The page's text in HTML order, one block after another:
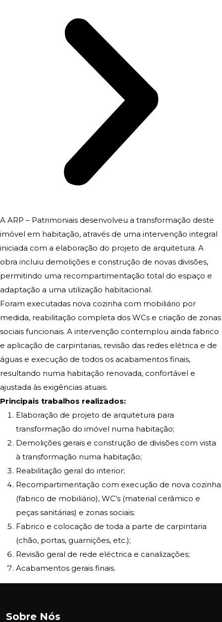
A ARP – Patrimoniais desenvolveu a transformação deste
imóvel em habitação, através de uma intervenção integral
iniciada com a elaboração do projeto de arquitetura. A
obra incluiu demolições e construção de novas divisões,
permitindo uma recompartimentação total do espaço e
adaptação a uma utilização habitacional.
Foram executadas nova cozinha com mobiliário por
medida, reabilitação completa dos WCs e criação de zonas
sociais funcionais. A intervenção contemplou ainda fabrico
e aplicação de carpintarias, revisão das redes elétrica e de
águas e execução de todos os acabamentos finais,
resultando numa habitação renovada, confortável e
ajustada às exigências atuais.
Principais trabalhos realizados:
Elaboração de projeto de arquitetura para
transformação do imóvel numa habitação;
Demolições gerais e construção de divisões com vista
à transformação numa habitação;
Reabilitação geral do interior;
Recompartimentação com execução de nova cozinha
(fabrico de mobiliário), WC’s (material cerâmico e
peças sanitárias) e zonas sociais;
Fabrico e colocação de toda a parte de carpintaria
(chão, portas, guarnições, etc.);
Revisão geral de rede eléctrica e canalizações;
Acabamentos gerais finais.
Sobre Nós